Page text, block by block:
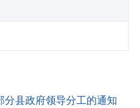
分县政府领导分工的通知